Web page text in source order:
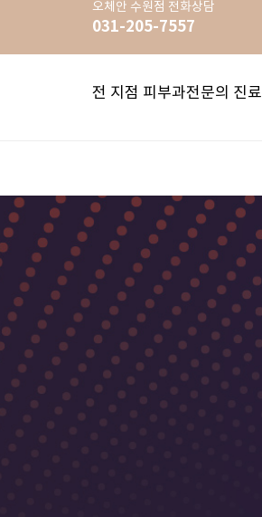
오체안 수원점 전화상담
031-205-7557
전 지점 피부과전문의 진료
OZHEAN: 오체안
지점안내
리프팅FIT
슈링크리프팅
레프톤
색소 FIT
여드름 FIT
홍조 FIT
리쥬란힐러
백반증/건선
하이퍼럭스
이벤트